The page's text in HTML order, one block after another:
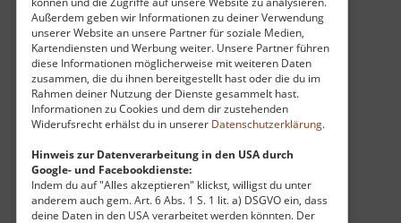
Außerdem geben wir Informationen zu deiner Verwendung
unserer Website an unsere Partner für soziale Medien,
Kartendiensten und Werbung weiter. Unsere Partner führen
diese Informationen möglicherweise mit weiteren Daten
zusammen, die du ihnen bereitgestellt hast oder die du im
Rahmen deiner Nutzung der Dienste gesammelt hast.
Informationen zu Cookies und dem dir zustehenden
Widerufsrecht erhälst du in unserer Datenschutzerklärung.
Hinweis zur Datenverarbeitung in den USA durch
Google- und Facebookdienste:
Indem du auf "Alles akzeptieren" klickst, willigst du unter
anderem auch gem. Art. 6 Abs. 1 S. 1 lit. a) DSGVO ein, dass
deine Daten in den USA verarbeitet werden könnten. Der
zu
Nossen
Kriebethaler Wände
Sachsen
aktuell vom 01.03.2025 / Zugriffe: 9866
49 km vom aktuellen Standort